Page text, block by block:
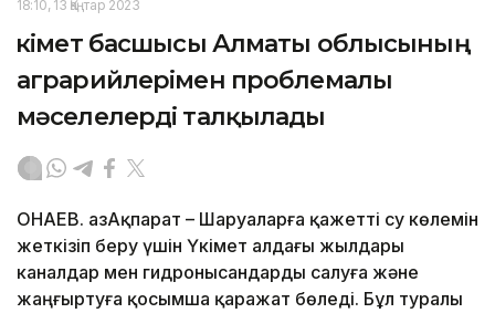
18:10, 13 Қаңтар 2023
Үкімет басшысы Алматы облысының
аграрийлерімен проблемалы
мәселелерді талқылады
ҚОНАЕВ. ҚазАқпарат – Шаруаларға қажетті су көлемін
жеткізіп беру үшін Үкімет алдағы жылдары
каналдар мен гидронысандарды салуға және
жаңғыртуға қосымша қаражат бөледі. Бұл туралы